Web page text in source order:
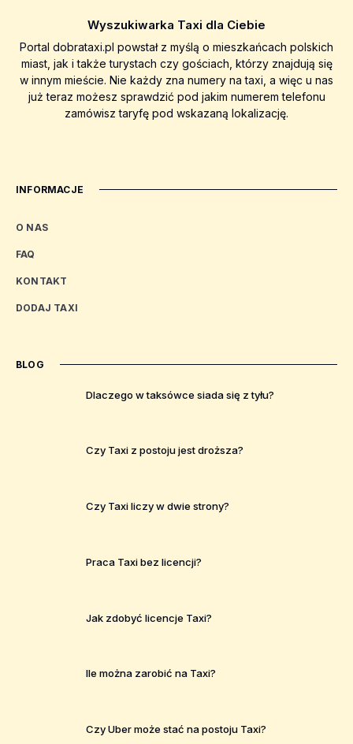
Wyszukiwarka Taxi dla Ciebie
Portal dobrataxi.pl powstał z myślą o mieszkańcach polskich
miast, jak i także turystach czy gościach, którzy znajdują się
w innym mieście. Nie każdy zna numery na taxi, a więc u nas
już teraz możesz sprawdzić pod jakim numerem telefonu
zamówisz taryfę pod wskazaną lokalizację.
INFORMACJE
O NAS
FAQ
KONTAKT
DODAJ TAXI
BLOG
Dlaczego w taksówce siada się z tyłu?
Czy Taxi z postoju jest droższa?
Czy Taxi liczy w dwie strony?
Praca Taxi bez licencji?
Jak zdobyć licencje Taxi?
Ile można zarobić na Taxi?
Czy Uber może stać na postoju Taxi?